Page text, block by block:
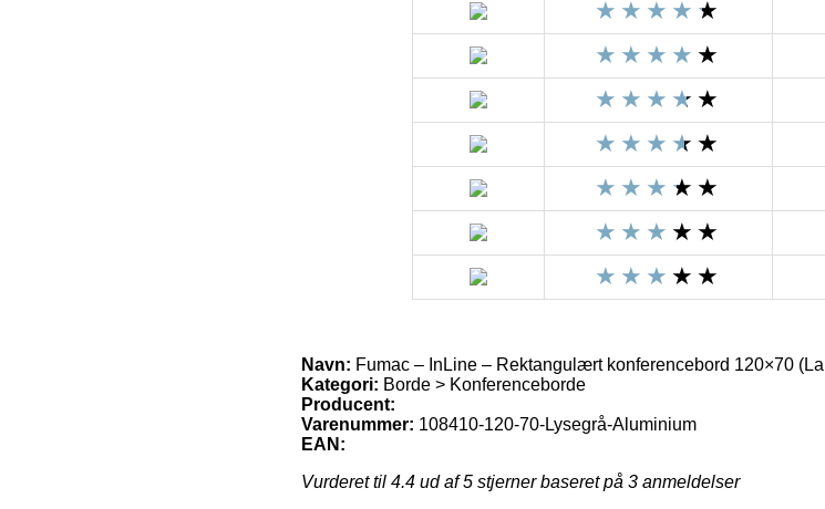
Navn: Fumac – InLine – Rektangulært konferencebord 120×70
Kategori: Borde > Konferenceborde
Producent:
Varenummer: 108410-120-70-Lysegrå-Aluminium
EAN:
Vurderet til 4.4 ud af 5 stjerner baseret på 3 anmeldelser